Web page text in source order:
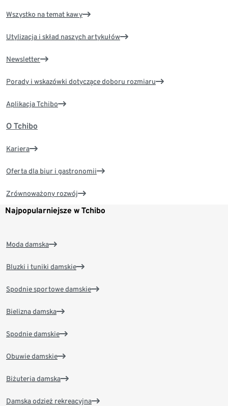
Wszystko na temat kawy
Utylizacja i skład naszych artykułów
Newsletter
Porady i wskazówki dotyczące doboru rozmiaru
Aplikacja Tchibo
O Tchibo
Kariera
Oferta dla biur i gastronomii
Zrównoważony rozwój
Najpopularniejsze w Tchibo
Moda damska
Bluzki i tuniki damskie
Spodnie sportowe damskie
Bielizna damska
Spodnie damskie
Obuwie damskie
Biżuteria damska
Damska odzież rekreacyjna